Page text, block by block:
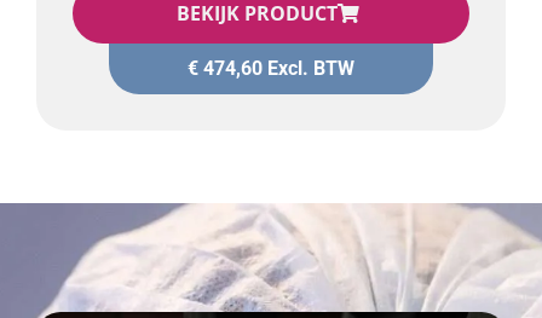
BEKIJK PRODUCT
€ 474,60 Excl. BTW